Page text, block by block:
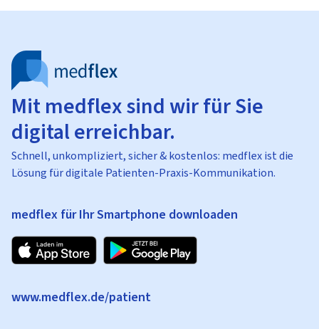
Mit medflex sind wir für Sie
digital erreichbar.
Schnell, unkompliziert, sicher & kostenlos: medflex ist die
Lösung für digitale Patienten-Praxis-Kommunikation.
medflex für Ihr Smartphone downloaden
www.medflex.de/patient